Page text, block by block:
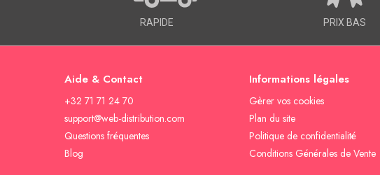
RAPIDE PRIX BAS
Aide & Contact
+32 71 71 24 70
support@web-distribution.com
Questions fréquentes
Blog
Informations légales
Gèrer vos cookies
Plan du site
Politique de confidentialité
Conditions Générales de Vente